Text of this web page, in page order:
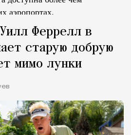
аэропортах.
Феррелл в
старую добрую
мимо лунки